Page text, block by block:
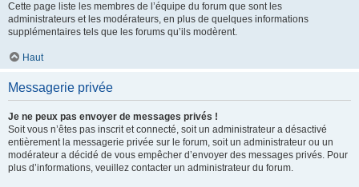
Cette page liste les membres de l’équipe du forum que sont les
administrateurs et les modérateurs, en plus de quelques informations
supplémentaires tels que les forums qu’ils modèrent.
Haut
Messagerie privée
Je ne peux pas envoyer de messages privés !
Soit vous n’êtes pas inscrit et connecté, soit un administrateur a désactivé
entièrement la messagerie privée sur le forum, soit un administrateur ou un
modérateur a décidé de vous empêcher d’envoyer des messages privés. Pour
plus d’informations, veuillez contacter un administrateur du forum.